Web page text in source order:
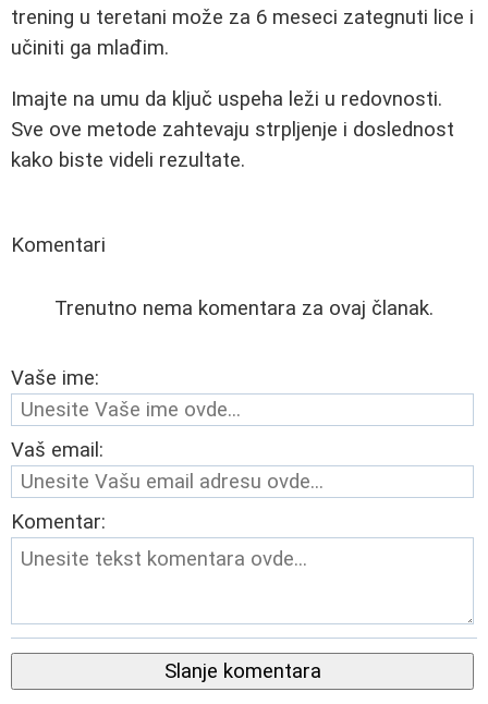
trening u teretani može za 6 meseci zategnuti lice i
učiniti ga mlađim.
Imajte na umu da ključ uspeha leži u redovnosti.
Sve ove metode zahtevaju strpljenje i doslednost
kako biste videli rezultate.
Komentari
Trenutno nema komentara za ovaj članak.
Vaše ime:
Vaš email:
Komentar:
Slanje komentara